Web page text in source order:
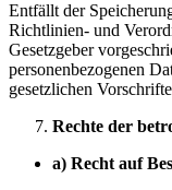
Entfällt der
Richtlinien- und
Gesetzgeber
personenbezogenen
gesetzlichen
Rechte der
a) Recht auf